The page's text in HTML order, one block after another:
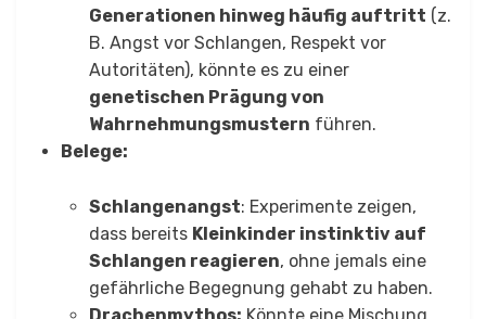
Generationen hinweg häufig auftritt (z.
B. Angst vor Schlangen, Respekt vor
Autoritäten), könnte es zu einer
genetischen Prägung von
Wahrnehmungsmustern führen.
Belege:
Schlangenangst: Experimente zeigen,
dass bereits Kleinkinder instinktiv auf
Schlangen reagieren, ohne jemals eine
gefährliche Begegnung gehabt zu haben.